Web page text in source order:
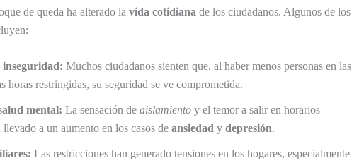
de queda ha alterado la vida cotidiana de los ciudadanos. Algunos de los
Muchos ciudadanos sienten que, al haber menos personas en las
horas restringidas, su seguridad se ve comprometida.
mental: La sensación de aislamiento y el temor a salir en horarios
a un aumento en los casos de ansiedad y depresión.
Las restricciones han generado tensiones en los hogares, especialmente